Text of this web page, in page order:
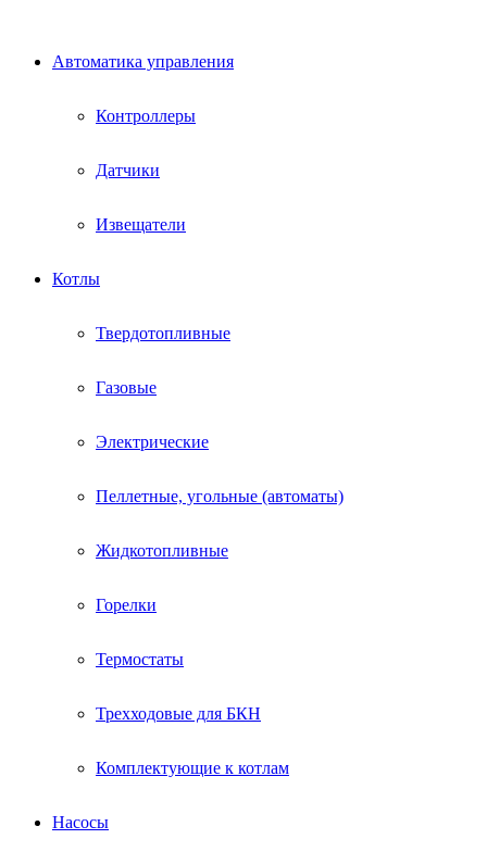
Автоматика управления
Контроллеры
Датчики
Извещатели
Котлы
Твердотопливные
Газовые
Электрические
Пеллетные, угольные (автоматы)
Жидкотопливные
Горелки
Термостаты
Трехходовые для БКН
Комплектующие к котлам
Насосы